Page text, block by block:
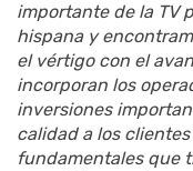
importante de la TV
hispana y
el vértigo con el
incorporan los
inversiones
calidad a los
fundamentales que